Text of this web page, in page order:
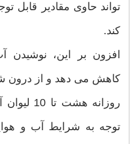
تواند حاوی مقادیر قابل
کند.
افزون بر این،
کاهش می دهد و از درون
روزانه
توجه به شرایط آب و